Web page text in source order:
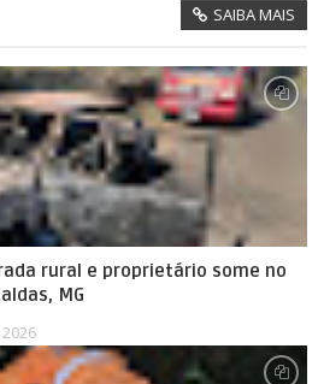
SAIBA MAIS
rural e proprietário some no
MG
2026